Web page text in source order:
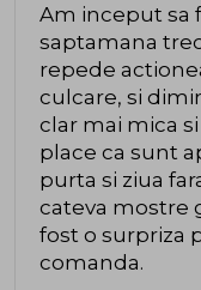
Am inceput sa
saptamana
repede
culcare, si
clar mai mica
place ca sunt
purta si ziua
cateva mostre
fost o surpriza
comanda.